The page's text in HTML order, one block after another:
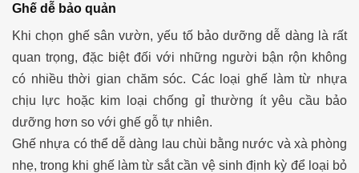
Ghế dễ bảo quản
Khi chọn ghế sân vườn, yếu tố bảo dưỡng dễ dàng là rất
quan trọng, đặc biệt đối với những người bận rộn không
có nhiều thời gian chăm sóc. Các loại ghế làm từ nhựa
chịu lực hoặc kim loại chống gỉ thường ít yêu cầu bảo
dưỡng hơn so với ghế gỗ tự nhiên.
Ghế nhựa có thể dễ dàng lau chùi bằng nước và xà phòng
nhẹ, trong khi ghế làm từ sắt cần vệ sinh định kỳ để loại bỏ